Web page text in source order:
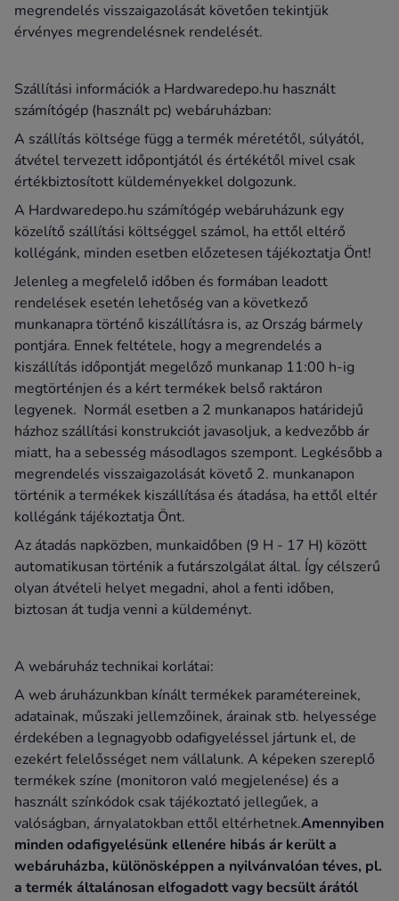
megrendelés visszaigazolását követően tekintjük
érvényes megrendelésnek rendelését.
Szállítási információk a Hardwaredepo.hu használt
számítógép (használt pc) webáruházban:
A szállítás költsége függ a termék méretétől, súlyától,
átvétel tervezett időpontjától és értékétől mivel csak
értékbiztosított küldeményekkel dolgozunk.
A Hardwaredepo.hu számítógép webáruházunk egy
közelítő szállítási költséggel számol, ha ettől eltérő
kollégánk, minden esetben előzetesen tájékoztatja Önt!
Jelenleg a megfelelő időben és formában leadott
rendelések esetén lehetőség van a következő
munkanapra történő kiszállításra is, az Ország bármely
pontjára. Ennek feltétele, hogy a megrendelés a
kiszállítás időpontját megelőző munkanap 11:00 h-ig
megtörténjen és a kért termékek belső raktáron
legyenek. Normál esetben a 2 munkanapos határidejű
házhoz szállítási konstrukciót javasoljuk, a kedvezőbb ár
miatt, ha a sebesség másodlagos szempont. Legkésőbb a
megrendelés visszaigazolását követő 2. munkanapon
történik a termékek kiszállítása és átadása, ha ettől eltér
kollégánk tájékoztatja Önt.
Az átadás napközben, munkaidőben (9 H - 17 H) között
automatikusan történik a futárszolgálat által. Így célszerű
olyan átvételi helyet megadni, ahol a fenti időben,
biztosan át tudja venni a küldeményt.
A webáruház technikai korlátai:
A web áruházunkban kínált termékek paramétereinek,
adatainak, műszaki jellemzőinek, árainak stb. helyessége
érdekében a legnagyobb odafigyeléssel jártunk el, de
ezekért felelősséget nem vállalunk. A képeken szereplő
termékek színe (monitoron való megjelenése) és a
használt színkódok csak tájékoztató jellegűek, a
valóságban, árnyalatokban ettől eltérhetnek.Amennyiben
minden odafigyelésünk ellenére hibás ár került a
webáruházba, különösképpen a nyilvánvalóan téves, pl.
a termék általánosan elfogadott vagy becsült árától